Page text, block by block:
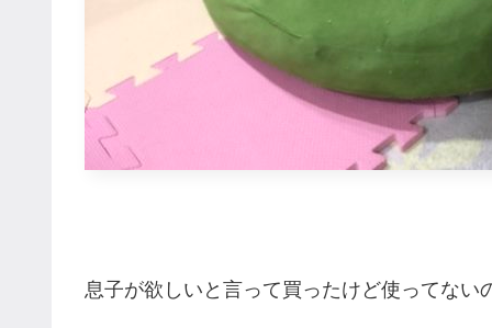
息子が欲しいと言って買ったけど使ってない